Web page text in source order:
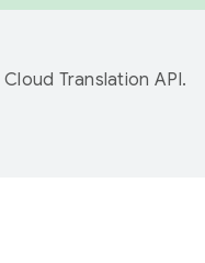
Cloud Translation API.